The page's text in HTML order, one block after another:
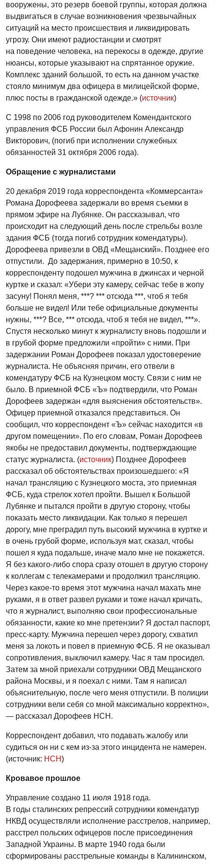
вооружены, это резерв боевой группы, которая должна
выдвигаться в случае возникновения чрезвычайных
ситуаций на место происшествия и ликвидировать
угрозу. Они имеют радиостанции и смотрят
на поведение человека, на перекосы в одежде, другие
нюансы, которые указывают на спрятанное оружие.
Комплекс зданий большой, то есть на данном участке
стояло минимум два офицера в милицейской форме,
плюс посты в гражданской одежде.» (источник)
С 1998 по 2006 год руководителем Комендантского
управления ФСБ России был Афонин Александр
Викторович, (погиб при исполнении служебных
обязанностей 31 октября 2006 года).
Обращение с журналистами
20 декабря 2019 года корреспондента «Коммерсанта»
Романа Дорофеева задержали во время съемки в
прямом эфире на Лубянке. Он рассказывал, что
происходит на следующий день после стрельбы возле
здания ФСБ (тогда погиб сотрудник комендатуры).
Дорофеева привезли в ОВД «Мещанский». Позднее его
отпустили. До задержания, примерно в 10:50, к
корреспонденту подошел мужчина в джинсах и черной
куртке и сказал: «Убери эту камеру, сейчас тебе в жопу
засуну! Понял меня, ***? *** отсюда ***, чтоб я тебя
больше не видел! Или тебе официальные документы
нужны, ***? Все, *** отсюда, чтоб я тебя не видел, ***».
Спустя несколько минут к журналисту вновь подошли и
в грубой форме предложили «пройти» с ними. При
задержании Роман Дорофеев показал удостоверение
журналиста. Не объясняя причин, его отвели в
комендатуру ФСБ на Кузнецком мосту. Связи с ним не
было. В приемной ФСБ «Ъ» подтвердили, что Роман
Дорофеев задержан «для выяснения обстоятельств».
Офицер приемной отказался представиться. Он
сообщил, что корреспондент «Ъ» сейчас находится «в
другом помещении». По его словам, Роман Дорофеев
якобы не предоставил документы, подтверждающие
статус журналиста. (источник) Позднее Дорофеев
рассказал об обстоятельствах произошедшего: «Я
начал трансляцию с Кузнецкого моста, это приемная
ФСБ, куда стрелок хотел пройти. Вышел к Большой
Лубянке и пытался пройти в другую сторону, чтобы
показать место ликвидации. Как только я перешел
дорогу, мне преградил путь высокий мужчина в куртке и
в очень грубой форме, используя мат, сказал, чтобы
пошел я куда подальше, иначе мало мне не покажется.
Я без какого-либо спора сразу отошел в другую сторону
к коллегам с телекамерами и продолжил трансляцию.
Через какое-то время этот мужчина начал махать мне
руками, я в ответ развел руками и тоже начал кричать,
что я журналист, выполняю свои профессиональные
обязанности, какие ко мне претензии? Я достал паспорт,
пресс-карту. Мужчина перешел через дорогу, схватил
меня за локоть и повел в приемную ФСБ. Я не оказывал
сопротивления, выключил камеру. Час я там просидел.
Затем за мной приехали сотрудники ОВД Мещанского
района Москвы, и я поехал с ними. Там я написал
объяснительную, после чего меня отпустили. В полиции
сотрудники вели себя со мной максимально корректно»,
— рассказал Дорофеев НСН.
Корреспондент добавил, что подавать жалобу или
судиться он ни с кем из-за этого инцидента не намерен.
(источник: НСН)
Кровавое прошлое
Управление создано 11 июля 1918 года.
В годы сталинских репрессий сотрудники комендатур
НКВД осуществляли исполнение расстрелов, например,
расстрел польских офицеров после присоединения
Западной Украины. В марте 1940 года были
сформированы расстрельные команды в Калининском,